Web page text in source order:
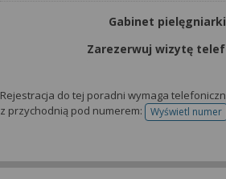
Gabinet pielęgniarki
Zarezerwuj wizytę
Rejestracja do tej poradni wymaga
z przychodnią pod numerem:
Wyświetl numer
telefonu